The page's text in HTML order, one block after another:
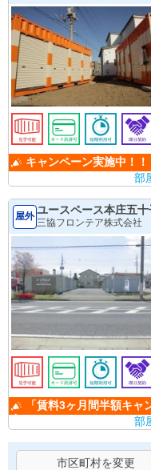
キャンペーン実施中！！
部
屋外 ユースペース本庄五十
三協フロンテア株式会社
中！ （キャン 部
市区町村を変更